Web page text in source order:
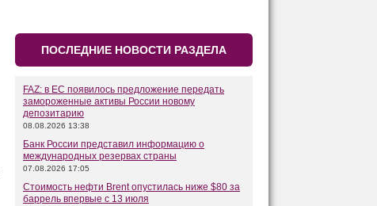
ПОСЛЕДНИЕ НОВОСТИ РАЗДЕЛА
FAZ: в ЕС появилось предложение передать
замороженные активы России новому
депозитарию
08.08.2026 13:38
Банк России представил информацию о
международных резервах страны
07.08.2026 17:05
Стоимость нефти Brent опустилась ниже $80 за
баррель впервые с 13 июля